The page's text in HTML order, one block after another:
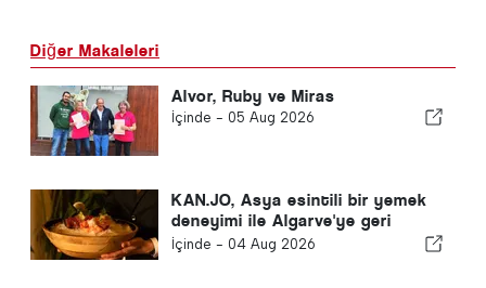
Diğer Makaleleri
Alvor, Ruby ve Miras
İçinde - 05 Aug 2026
KAN.JO, Asya esintili bir yemek
deneyimi ile Algarve'ye geri
dönüyor
İçinde - 04 Aug 2026